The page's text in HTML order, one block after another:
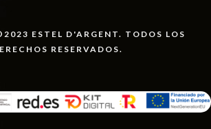
ESTEL D'ARGENT. TODOS LOS
RESERVADOS.